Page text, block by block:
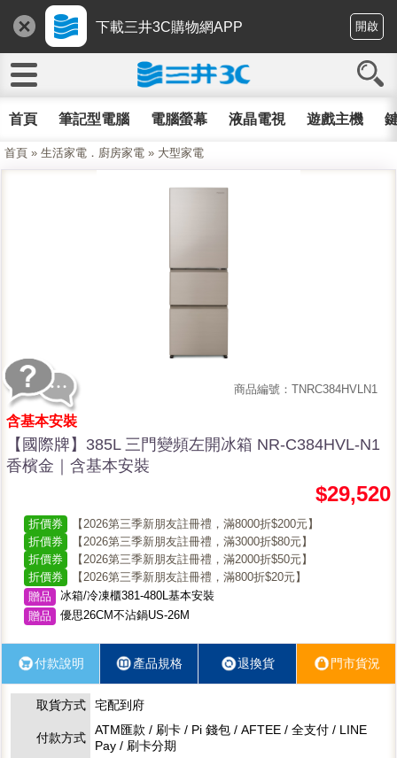
下載三井3C購物網APP 開啟
首頁 筆記型電腦 電腦螢幕 液晶電視 遊戲主機
首頁 » 生活家電．廚房家電 » 大型家電
商品編號：TNRC384HVLN1
含基本安裝
【國際牌】385L 三門變頻左開冰箱 NR-C384HVL-N1
香檳金｜含基本安裝
$29,520
折價券
【2026第三季新朋友註冊禮，滿8000折$200元】
折價券
【2026第三季新朋友註冊禮，滿3000折$80元】
折價券
【2026第三季新朋友註冊禮，滿2000折$50元】
折價券
【2026第三季新朋友註冊禮，滿800折$20元】
贈品
冰箱/冷凍櫃381-480L基本安裝
贈品
優思26CM不沾鍋US-26M
付款說明 產品規格 退換貨 門市貨況
取貨方式 宅配到府
付款方式
ATM匯款 / 刷卡 / Pi 錢包 / AFTEE / 全支付 / LINE
Pay / 刷卡分期